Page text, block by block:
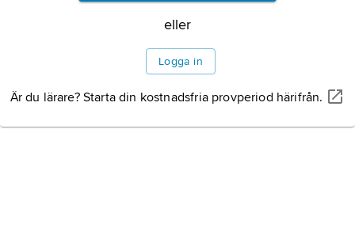
eller
Logga in
Är du lärare? Starta din kostnadsfria provperiod härifrån.